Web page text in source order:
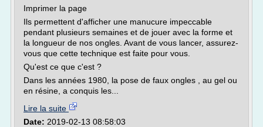
Imprimer la page
Ils permettent d'afficher une manucure impeccable
pendant plusieurs semaines et de jouer avec la forme et
la longueur de nos ongles. Avant de vous lancer, assurez-
vous que cette technique est faite pour vous.
Qu'est ce que c'est ?
Dans les années 1980, la pose de faux ongles , au gel ou
en résine, a conquis les...
Lire la suite
Date: 2019-02-13 08:58:03